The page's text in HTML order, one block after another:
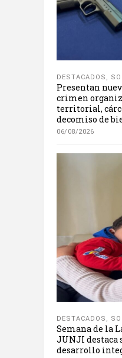
DESTACADOS ,
Presentan
crimen
territorial,
decomiso de
06/08/2026
DESTACADOS ,
Semana de la
JUNJI destaca
desarrollo